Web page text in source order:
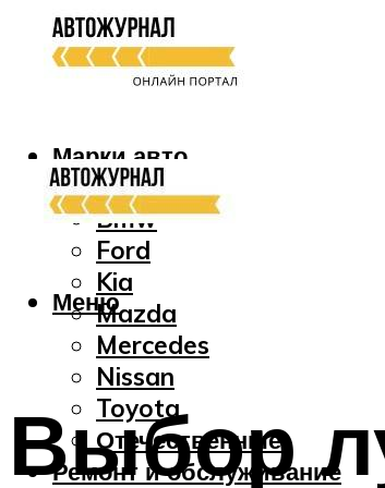
Марки авто
Audi
Bmw
Ford
Kia
Mazda
Mercedes
Nissan
Toyota
Отечественные
Ремонт и обслуживание
Меню
Выбор